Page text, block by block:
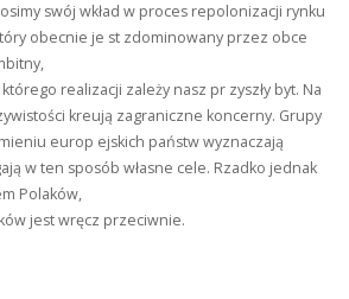
swój wkład w proces repolonizacji rynku
obecnie je st zdominowany przez obce
realizacji zależy nasz pr zyszły byt. Na
kreują zagraniczne koncerny. Grupy
europ ejskich państw wyznaczają
w ten sposób własne cele. Rzadko jednak
Polaków,
jest wręcz przeciwnie.